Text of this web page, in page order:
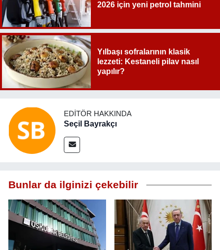
2026 için yeni petrol tahmini
Yılbaşı sofralarının klasik
lezzeti: Kestaneli pilav nasıl
yapılır?
EDITÖR HAKKINDA
Seçil Bayrakçı
Bunlar da ilginizi çekebilir